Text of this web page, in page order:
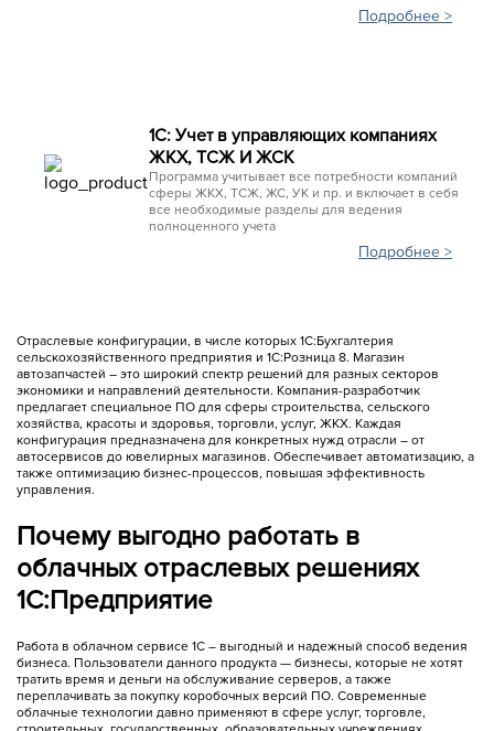
Подробнее >
1C: Учет в управляющих компаниях
ЖКХ, ТСЖ И ЖСК
Программа учитывает все потребности компаний
сферы ЖКХ, ТСЖ, ЖС, УК и пр. и включает в себя
все необходимые разделы для ведения
полноценного учета
Подробнее >
Отраслевые конфигурации, в числе которых 1С:Бухгалтерия
сельскохозяйственного предприятия и 1С:Розница 8. Магазин
автозапчастей – это широкий спектр решений для разных секторов
экономики и направлений деятельности. Компания-разработчик
предлагает специальное ПО для сферы строительства, сельского
хозяйства, красоты и здоровья, торговли, услуг, ЖКХ. Каждая
конфигурация предназначена для конкретных нужд отрасли – от
автосервисов до ювелирных магазинов. Обеспечивает автоматизацию, а
также оптимизацию бизнес-процессов, повышая эффективность
управления.
Почему выгодно работать в
облачных отраслевых решениях
1С:Предприятие
Работа в облачном сервисе 1С – выгодный и надежный способ ведения
бизнеса. Пользователи данного продукта — бизнесы, которые не хотят
тратить время и деньги на обслуживание серверов, а также
переплачивать за покупку коробочных версий ПО. Современные
облачные технологии давно применяют в сфере услуг, торговле,